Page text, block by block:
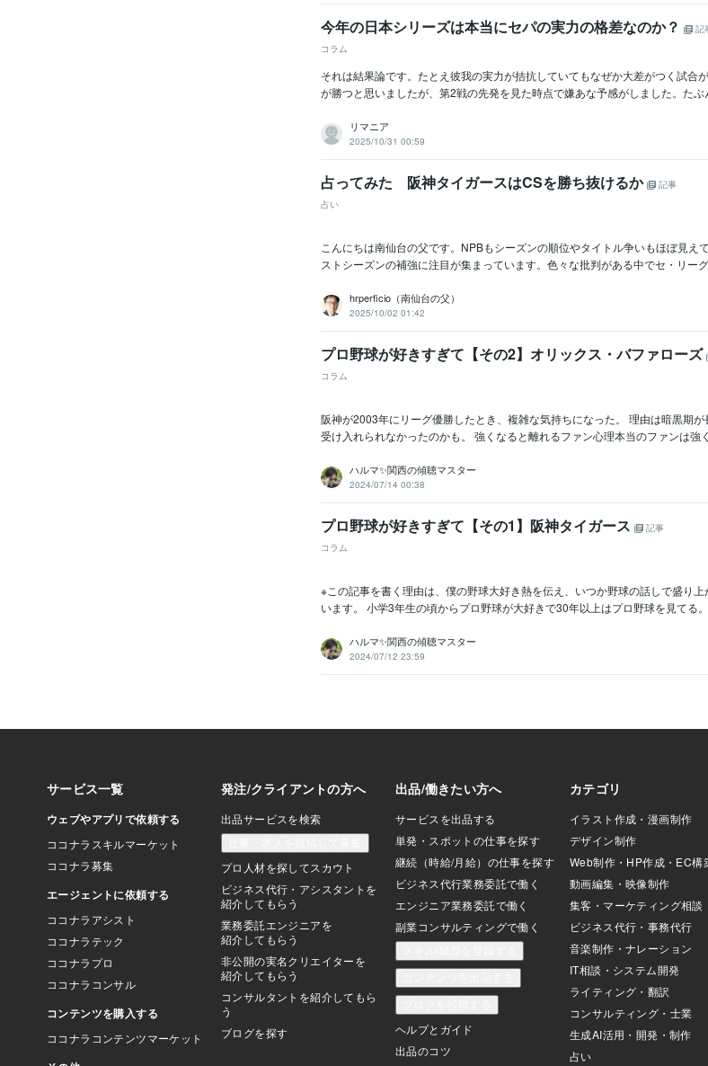
今年の日本シリーズは本当にセパの実力の格差なのか？
記
コラム
それは結果論です。たとえ彼我の実力が拮抗していてもなぜか大差がつく試合
が勝つと思いましたが、第2戦の先発を見た時点で嫌あな予感がしました。た
リマニア
2025/10/31 00:59
占ってみた 阪神タイガースはCSを勝ち抜けるか
記事
占い
こんにちは南仙台の父です。NPBもシーズンの順位やタイトル争いもほぼ見え
ストシーズンの補強に注目が集まっています。色々な批判がある中でセ・リー
hrperficio（南仙台の父）
2025/10/02 01:42
プロ野球が好きすぎて【その2】オリックス・バファローズ
コラム
阪神が2003年にリーグ優勝したとき、複雑な気持ちになった。 理由は暗黒期
受け入れられなかったのかも。 強くなると離れるファン心理本当のファンは強
ハルマ✨関西の傾聴マスター
2024/07/14 00:38
プロ野球が好きすぎて【その1】阪神タイガース
記事
コラム
※この記事を書く理由は、僕の野球大好き熱を伝え、いつか野球の話しで盛り
います。 小学3年生の頃からプロ野球が大好きで30年以上はプロ野球を見てる
ハルマ✨関西の傾聴マスター
2024/07/12 23:59